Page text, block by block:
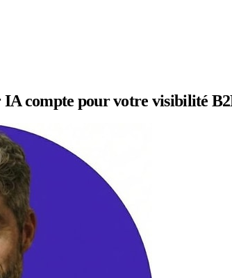
compte pour votre visibilité